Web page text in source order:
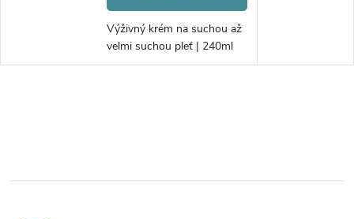
Výživný krém na suchou až
velmi suchou pleť | 240ml